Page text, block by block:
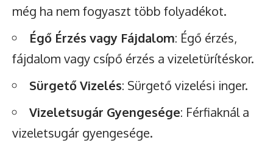
még ha nem fogyaszt több folyadékot.
Égő Érzés vagy Fájdalom: Égő érzés,
fájdalom vagy csípő érzés a vizeletürítéskor.
Sürgető Vizelés: Sürgető vizelési inger.
Vizeletsugár Gyengesége: Férfiaknál a
vizeletsugár gyengesége.